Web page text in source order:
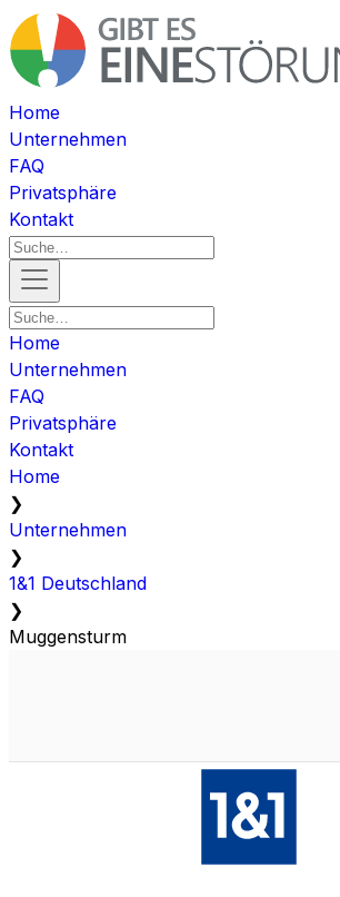
Home
Unternehmen
FAQ
Privatsphäre
Kontakt
Home
Unternehmen
FAQ
Privatsphäre
Kontakt
Home
❯
Unternehmen
❯
1&1 Deutschland
❯
Muggensturm